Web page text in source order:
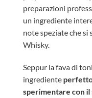
preparazioni
un ingrediente
note speziate che si
Whisky.
Seppur la fava di
ingrediente
sperimentare con